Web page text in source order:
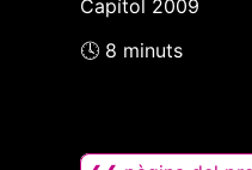
Capítol 2009
🕓 8 minuts